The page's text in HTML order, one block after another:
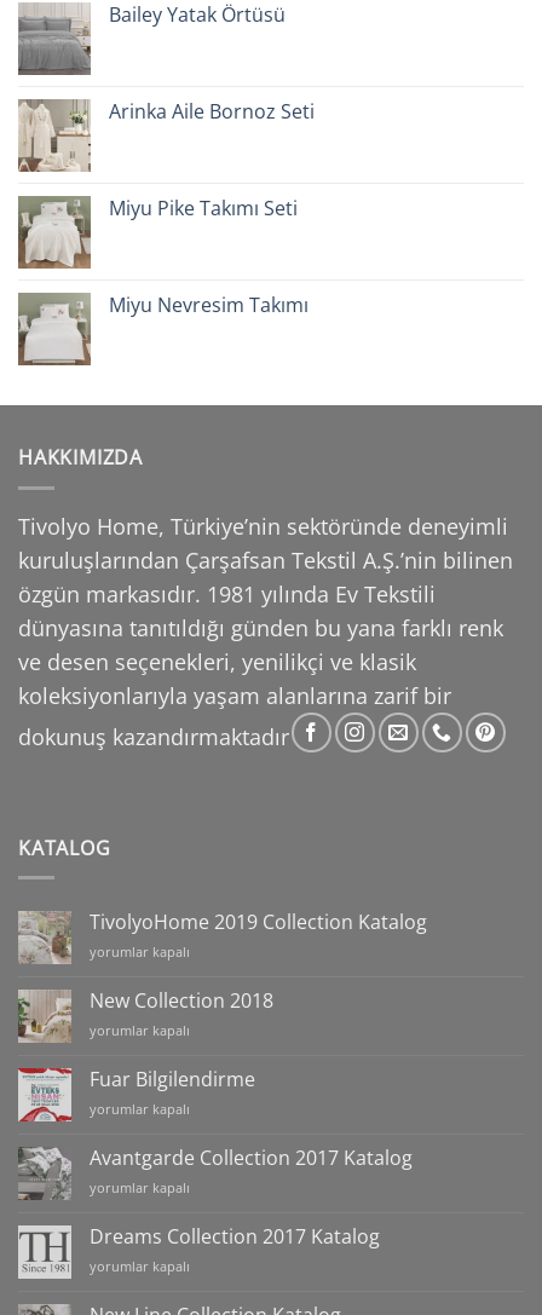
Bailey Yatak Örtüsü
Arinka Aile Bornoz Seti
Miyu Pike Takımı Seti
Miyu Nevresim Takımı
HAKKIMIZDA
Tivolyo Home, Türkiye’nin sektöründe deneyimli
kuruluşlarından Çarşafsan Tekstil A.Ş.’nin bilinen
özgün markasıdır. 1981 yılında Ev Tekstili
dünyasına tanıtıldığı günden bu yana farklı renk
ve desen seçenekleri, yenilikçi ve klasik
koleksiyonlarıyla yaşam alanlarına zarif bir
dokunuş kazandırmaktadır
KATALOG
TivolyoHome 2019 Collection Katalog
TivolyoHome
Collection
Katalog
için
yorumlar kapalı
New Collection 2018
New
2018
için
yorumlar kapalı
Fuar Bilgilendirme
Fuar
için
yorumlar kapalı
Avantgarde Collection 2017 Katalog
Avantgarde
2017
Katalog
için
yorumlar kapalı
Dreams Collection 2017 Katalog
Dreams
2017
yorumlar kapalı